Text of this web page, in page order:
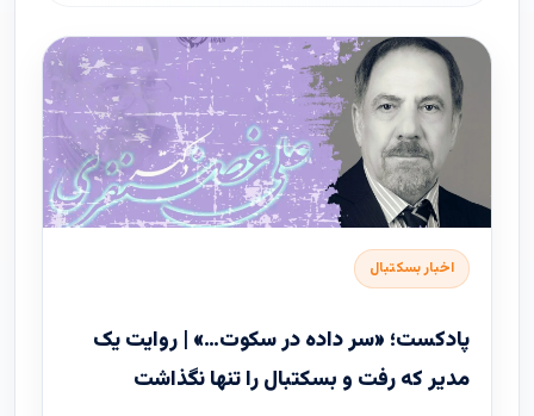
اخبار بسکتبال
پادکست؛ «سر داده در سکوت…» | روایت یک
مدیر که رفت و بسکتبال را تنها نگذاشت